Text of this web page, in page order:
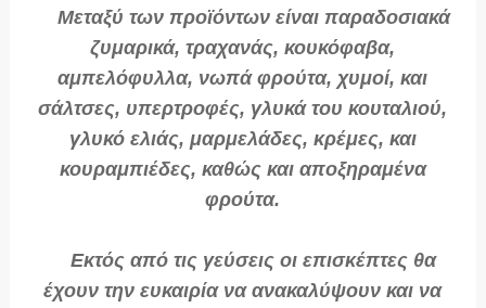
Μεταξύ των προϊόντων είναι παραδοσιακά
ζυμαρικά, τραχανάς, κουκόφαβα,
αμπελόφυλλα, νωπά φρούτα, χυμοί, και
σάλτσες, υπερτροφές, γλυκά του κουταλιού,
γλυκό ελιάς, μαρμελάδες, κρέμες, και
κουραμπιέδες, καθώς και αποξηραμένα
φρούτα.
Εκτός από τις γεύσεις οι επισκέπτες θα
έχουν την ευκαιρία να ανακαλύψουν και να